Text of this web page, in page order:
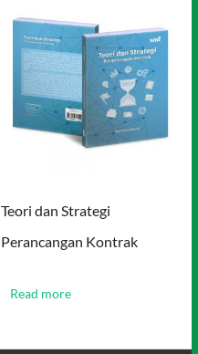
Teori dan Strategi
Perancangan Kontrak
Read more